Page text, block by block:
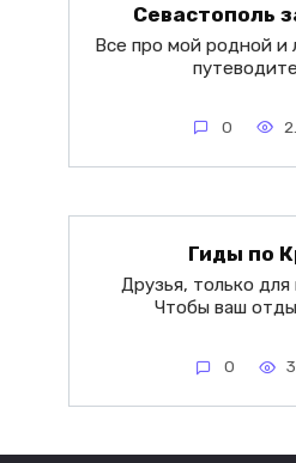
Севастополь
Все про мой родной и
0
Гиды по
Друзья, только
Чтобы ваш
0